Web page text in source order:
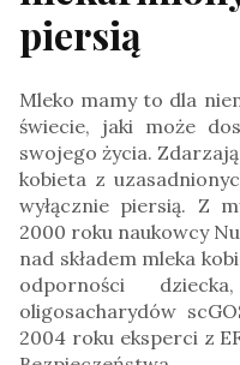
piersią
Mleko mamy to dla
świecie, jaki może
swojego życia.
kobieta z
wyłącznie piersią. Z
2000 roku naukowcy
nad składem mleka
odporności
oligosacharydów
2004 roku eksperci z